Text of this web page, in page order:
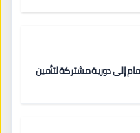
إلى دورية مشتركة لتأمين